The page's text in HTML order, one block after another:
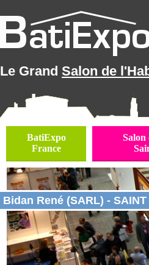
Le Grand Salon de
BatiExpo
France
Salon
Bidan René (SARL) -